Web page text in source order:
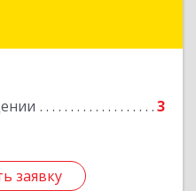
3
заявку
заявку